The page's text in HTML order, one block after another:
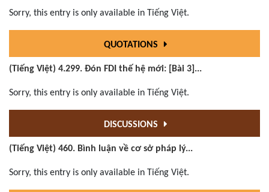
Sorry, this entry is only available in Tiếng Việt.
QUOTATIONS
(Tiếng Việt) 4.299. Đón FDI thế hệ mới: [Bài 3]...
Sorry, this entry is only available in Tiếng Việt.
DISCUSSIONS
(Tiếng Việt) 460. Bình luận về cơ sở pháp lý...
Sorry, this entry is only available in Tiếng Việt.